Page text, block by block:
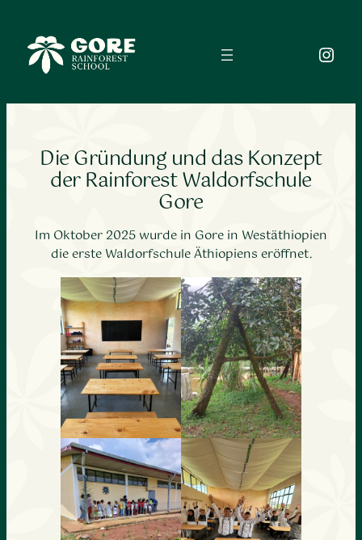
Inhalt
springen
Die Gründung und das Konzept
der Rainforest Waldorfschule
Gore
Im Oktober 2025 wurde in Gore in Westäthiopien
die erste Waldorfschule Äthiopiens eröffnet.